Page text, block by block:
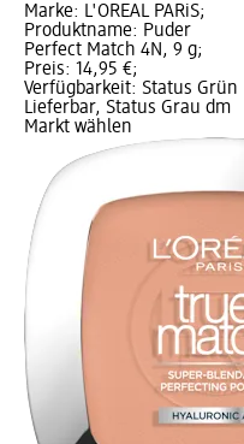
Marke: L'ORÉAL PARiS;
Produktname: Puder
Perfect Match 4N, 9 g;
Preis: 14,95 €;
Verfügbarkeit: Status Grün
Lieferbar, Status Grau dm
Markt wählen